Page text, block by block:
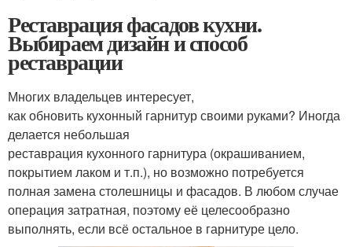
Реставрация фасадов кухни.
Выбираем дизайн и способ
реставрации
Многих владельцев интересует,
как обновить кухонный гарнитур своими руками? Иногда
делается небольшая
реставрация кухонного гарнитура (окрашиванием,
покрытием лаком и т.п.), но возможно потребуется
полная замена столешницы и фасадов. В любом случае
операция затратная, поэтому её целесообразно
выполнять, если всё остальное в гарнитуре цело.